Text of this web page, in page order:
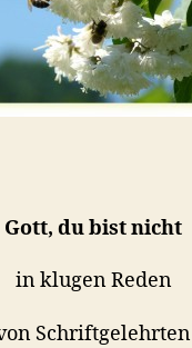
Gott, du bist nicht
in klugen Reden
Schriftgelehrten